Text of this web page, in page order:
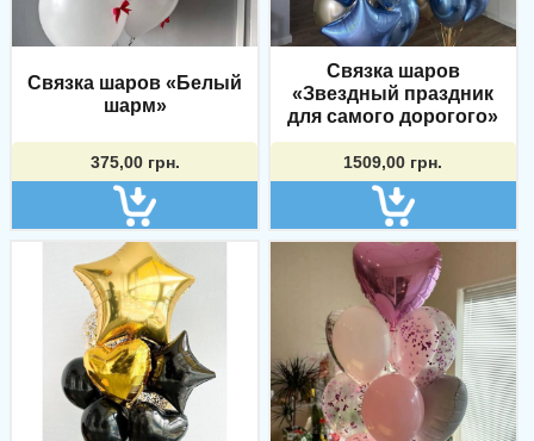
Связка шаров «Белый
шарм»
375,00 грн.
Связка шаров
«Звездный праздник
для самого дорогого»
1509,00 грн.